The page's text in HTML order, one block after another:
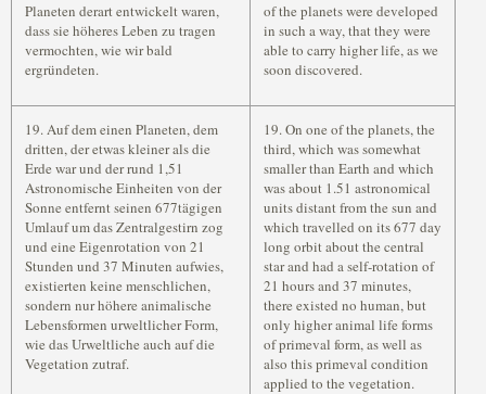
Planeten derart entwickelt waren,
dass sie höheres Leben zu tragen
vermochten, wie wir bald
ergründeten.
of the planets were developed
in such a way, that they were
able to carry higher life, as we
soon discovered.
19. Auf dem einen Planeten, dem
dritten, der etwas kleiner als die
Erde war und der rund 1,51
Astronomische Einheiten von der
Sonne entfernt seinen 677tägigen
Umlauf um das Zentralgestirn zog
und eine Eigenrotation von 21
Stunden und 37 Minuten aufwies,
existierten keine menschlichen,
sondern nur höhere animalische
Lebensformen urweltlicher Form,
wie das Urweltliche auch auf die
Vegetation zutraf.
19. On one of the planets, the
third, which was somewhat
smaller than Earth and which
was about 1.51 astronomical
units distant from the sun and
which travelled on its 677 day
long orbit about the central
star and had a self-rotation of
21 hours and 37 minutes,
there existed no human, but
only higher animal life forms
of primeval form, as well as
also this primeval condition
applied to the vegetation.